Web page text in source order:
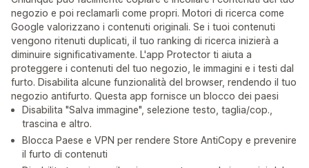
negozio e poi reclamarli come propri. Motori di ricerca come
Google valorizzano i contenuti originali. Se i tuoi contenuti
vengono ritenuti duplicati, il tuo ranking di ricerca inizierà a
diminuire significativamente. L'app Protector ti aiuta a
proteggere i contenuti del tuo negozio, le immagini e i testi dal
furto. Disabilita alcune funzionalità del browser, rendendo il tuo
negozio antifurto. Questa app fornisce un blocco dei paesi
Disabilita "Salva immagine", selezione testo, taglia/cop.,
trascina e altro.
Blocca Paese e VPN per rendere Store AntiCopy e prevenire
il furto di contenuti